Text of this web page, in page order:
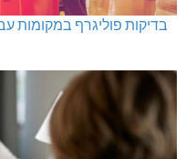
בדיקות פוליגרף במקומות